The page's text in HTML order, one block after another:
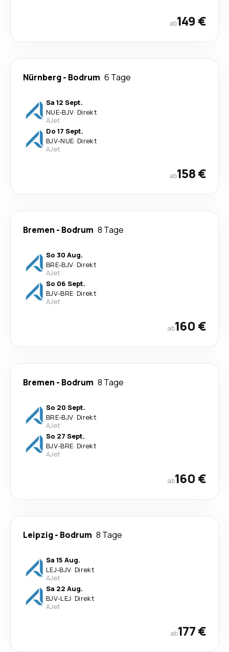
ab149 €
Nürnberg- Bodrum 6 Tage
Sa 12 Sept.
NUE-BJV· Direkt
AJet
Do 17 Sept.
BJV-NUE· Direkt
AJet
ab158 €
Bremen - Bodrum 8 Tage
So 30 Aug.
BRE-BJV· Direkt
AJet
So 06 Sept.
BJV-BRE· Direkt
AJet
ab160 €
Bremen - Bodrum 8 Tage
So 20 Sept.
BRE-BJV· Direkt
AJet
So 27 Sept.
BJV-BRE· Direkt
AJet
ab160 €
Leipzig- Bodrum 8 Tage
Sa 15 Aug.
LEJ-BJV· Direkt
AJet
Sa 22 Aug.
BJV-LEJ· Direkt
AJet
ab177 €